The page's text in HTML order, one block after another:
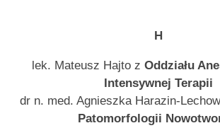
H
lek. Mateusz Hajto z Oddziału
Intensywnej Terapii
dr n. med. Agnieszka Harazin-
Patomorfologii